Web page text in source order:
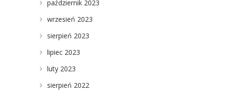
październik 2023
wrzesień 2023
sierpień 2023
lipiec 2023
luty 2023
sierpień 2022